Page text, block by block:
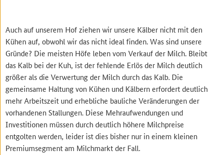
Auch auf unserem Hof ziehen wir unsere Kälber nicht mit den
Kühen auf, obwohl wir das nicht ideal finden. Was sind unsere
Gründe? Die meisten Höfe leben vom Verkauf der Milch. Bleibt
das Kalb bei der Kuh, ist der fehlende Erlös der Milch deutlich
größer als die Verwertung der Milch durch das Kalb. Die
gemeinsame Haltung von Kühen und Kälbern erfordert deutlich
mehr Arbeitszeit und erhebliche bauliche Veränderungen der
vorhandenen Stallungen. Diese Mehraufwendungen und
Investitionen müssen durch deutlich höhere Milchpreise
entgolten werden, leider ist dies bisher nur in einem kleinen
Premiumsegment am Milchmarkt der Fall.